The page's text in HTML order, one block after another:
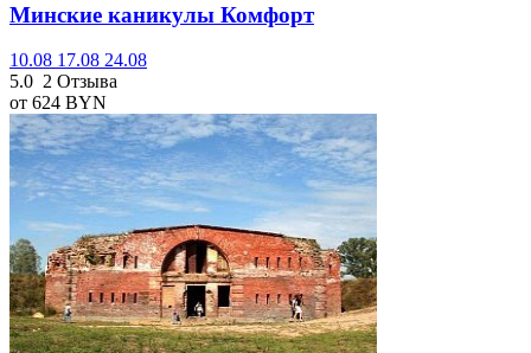
Минские каникулы Комфорт
10.08 17.08 24.08
5.0 2 Отзыва
от 624 BYN